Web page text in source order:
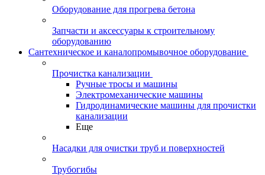
Оборудование для прогрева бетона
Запчасти и аксессуары к строительному
оборудованию
Сантехническое и каналопромывочное оборудование
Прочистка канализации
Ручные тросы и машины
Электромеханические машины
Гидродинамические машины для прочистки
канализации
Еще
Насадки для очистки труб и поверхностей
Трубогибы